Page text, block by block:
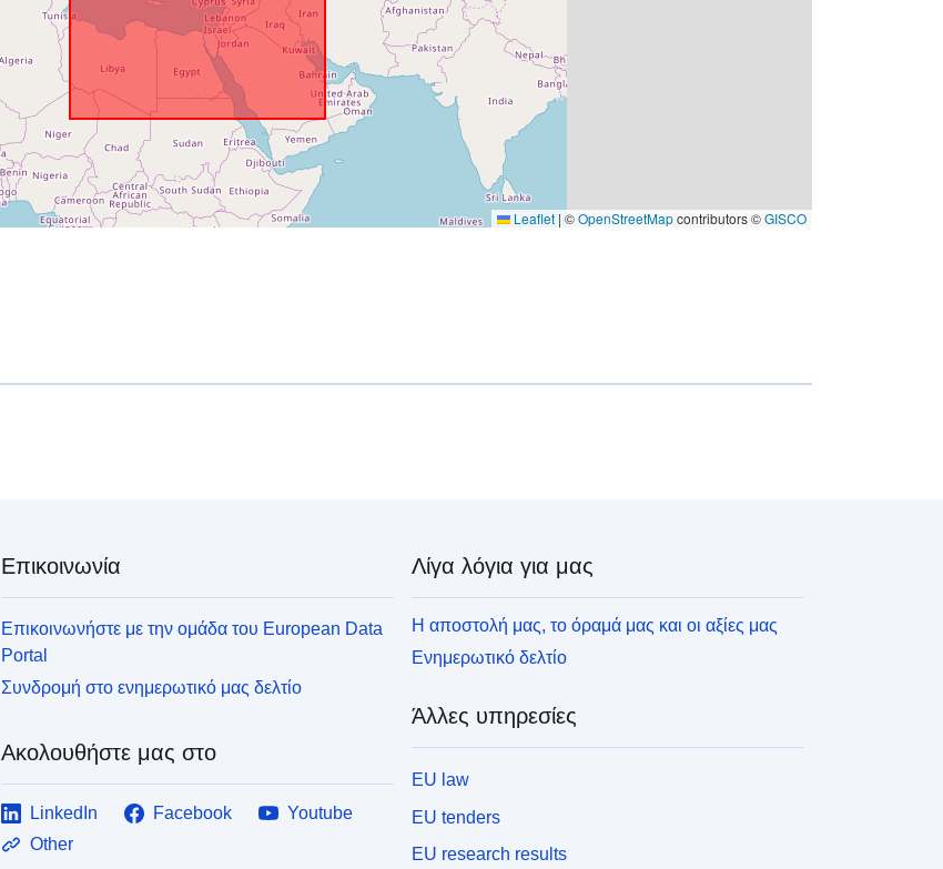
Leaflet | ©OpenStreetMapcontributors ©GISCO
Επικοινωνία
Επικοινωνήστε με την ομάδα του European Data
Portal
Συνδρομή στο ενημερωτικό μας δελτίο
Ακολουθήστε μας στο
LinkedIn Facebook
Youtube
Other
Λίγα λόγια για μας
Η αποστολή μας, το όραμά μας και οι αξίες μας
Ενημερωτικό δελτίο
Άλλες υπηρεσίες
EU law
EU tenders
EU research results